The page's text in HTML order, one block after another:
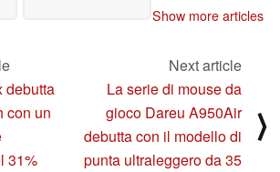
Show more articles
debutta
con un
31%
Next article
La serie di mouse da
gioco Dareu A950Air
debutta con il modello di
punta ultraleggero da 35
⟩